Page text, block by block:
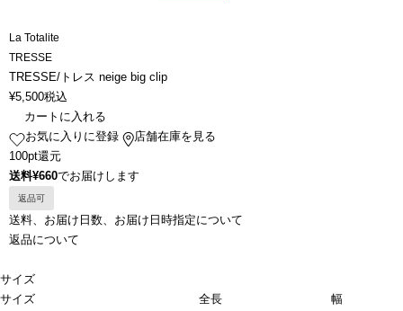
La Totalite
TRESSE
TRESSE/トレス neige big clip
¥5,500税込
カートに入れる
お気に入りに登録
店舗在庫を見る
100pt還元
送料¥660でお届けします
返品可
送料、お届け日数、お届け日時指定について
返品について
サイズ
サイズ
全長
幅